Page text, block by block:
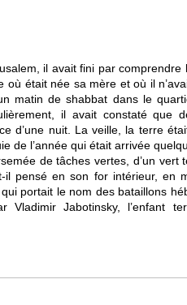
il avait fini par comprendre
où était née sa mère et où il
matin de shabbat dans le
il avait constaté que
d’une nuit. La veille, la terre
de l’année qui était arrivée
de tâches vertes, d’un vert
il pensé en son for intérieur, en
portait le nom des bataillons
Jabotinsky, l’enfant